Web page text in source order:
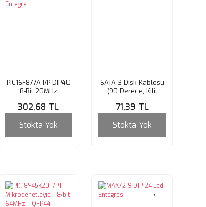
PIC16F877A-I/P DIP40
8-Bit 20MHz
Entegre
302,68 TL
Stokta Yok
SATA 3 Disk Kablosu
(90 Derece, Kilit
71,39 TL
Stokta Yok
Tükendi Tükendi